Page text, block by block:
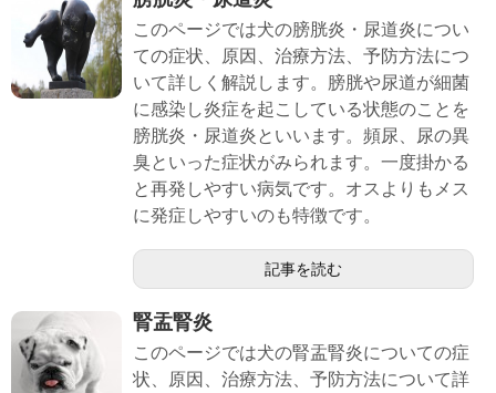
このページでは犬の膀胱炎・尿道炎につい
ての症状、原因、治療方法、予防方法につ
いて詳しく解説します。膀胱や尿道が細菌
に感染し炎症を起こしている状態のことを
膀胱炎・尿道炎といいます。頻尿、尿の異
臭といった症状がみられます。一度掛かる
と再発しやすい病気です。オスよりもメス
に発症しやすいのも特徴です。
記事を読む
腎盂腎炎
このページでは犬の腎盂腎炎についての症
状、原因、治療方法、予防方法について詳